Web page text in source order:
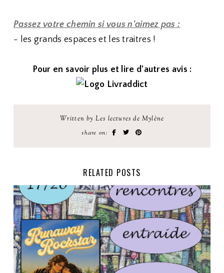
Passez votre chemin si vous n'aimez pas :
- les grands espaces et les traitres !
Pour en savoir plus et lire d'autres avis :
Written by Les lectures de Mylène
share on:
RELATED POSTS